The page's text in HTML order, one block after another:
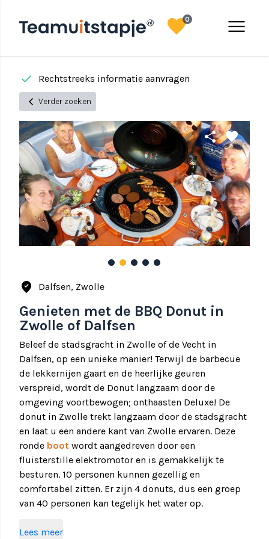
menu
favorite0
done Rechtstreeks informatie aanvragen
chevron_left Verder zoeken
Genieten met de BBQ Donut in
Zwolle of Dalfsen
Beleef de stadsgracht in Zwolle of de Vecht in
Dalfsen, op een unieke manier! Terwijl de barbecue
de lekkernijen gaart en de heerlijke geuren
verspreid, wordt de Donut langzaam door de
omgeving voortbewogen; onthaasten Deluxe! De
donut in Zwolle trekt langzaam door de stadsgracht
en laat u een andere kant van Zwolle ervaren. Deze
ronde boot wordt aangedreven door een
fluisterstille elektromotor en is gemakkelijk te
besturen. 10 personen kunnen gezellig en
comfortabel zitten. Er zijn 4 donuts, dus een groep
van 40 personen kan tegelijk het water op.
Of kiest u voor een unieke setting op de Overijsselse
Lees meer
share favorite
where_to_vote Dalfsen, Zwolle